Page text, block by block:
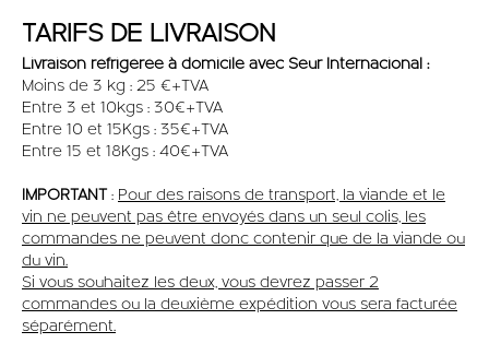
TARIFS DE LIVRAISON
Livraison réfrigérée à domicile avec Seur Internacional :
Moins de 3 kg : 25 €+TVA
Entre 3 et 10kgs : 30€+TVA
Entre 10 et 15Kgs : 35€+TVA
Entre 15 et 18Kgs : 40€+TVA
IMPORTANT : Pour des raisons de transport, la viande et le
vin ne peuvent pas être envoyés dans un seul colis, les
commandes ne peuvent donc contenir que de la viande ou
du vin.
Si vous souhaitez les deux, vous devrez passer 2
commandes ou la deuxième expédition vous sera facturée
séparément.